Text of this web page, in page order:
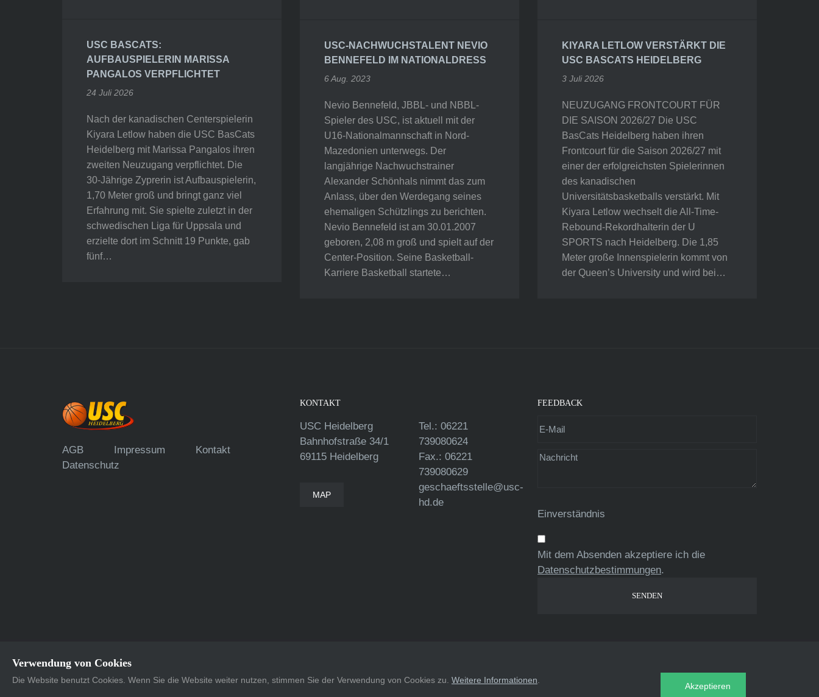
USC BASCATS:
AUFBAUSPIELERIN MARISSA
PANGALOS VERPFLICHTET
24 Juli 2026
Nach der kanadischen Centerspielerin
Kiyara Letlow haben die USC BasCats
Heidelberg mit Marissa Pangalos ihren
zweiten Neuzugang verpflichtet. Die
30-Jährige Zyprerin ist Aufbauspielerin,
1,70 Meter groß und bringt ganz viel
Erfahrung mit. Sie spielte zuletzt in der
schwedischen Liga für Uppsala und
erzielte dort im Schnitt 19 Punkte, gab
fünf…
USC-NACHWUCHSTALENT NEVIO
BENNEFELD IM NATIONALDRESS
6 Aug. 2023
Nevio Bennefeld, JBBL- und NBBL-
Spieler des USC, ist aktuell mit der
U16-Nationalmannschaft in Nord-
Mazedonien unterwegs. Der
langjährige Nachwuchstrainer
Alexander Schönhals nimmt das zum
Anlass, über den Werdegang seines
ehemaligen Schützlings zu berichten.
Nevio Bennefeld ist am 30.01.2007
geboren, 2,08 m groß und spielt auf der
Center-Position. Seine Basketball-
Karriere Basketball startete…
KIYARA LETLOW VERSTÄRKT DIE
USC BASCATS HEIDELBERG
3 Juli 2026
NEUZUGANG FRONTCOURT FÜR
DIE SAISON 2026/27 Die USC
BasCats Heidelberg haben ihren
Frontcourt für die Saison 2026/27 mit
einer der erfolgreichsten Spielerinnen
des kanadischen
Universitätsbasketballs verstärkt. Mit
Kiyara Letlow wechselt die All-Time-
Rebound-Rekordhalterin der U
SPORTS nach Heidelberg. Die 1,85
Meter große Innenspielerin kommt von
der Queen’s University und wird bei…
AGB Impressum
Kontakt
Datenschutz
KONTAKT
USC Heidelberg
Bahnhofstraße 34/1
69115 Heidelberg
MAP
Tel.: 06221
739080624
Fax.: 06221
739080629
geschaeftsstelle@usc-
hd.de
FEEDBACK
Einverständnis
Mit dem Absenden akzeptiere ich die
Datenschutzbestimmungen.
Verwendung von Cookies
Die Website benutzt Cookies. Wenn Sie die Website weiter nutzen, stimmen Sie der Verwendung von Cookies zu. Weitere Informationen
Akzeptieren